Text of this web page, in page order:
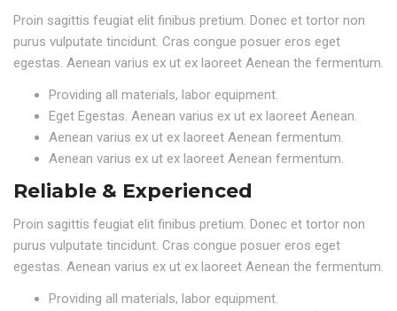
Proin sagittis feugiat elit finibus pretium. Donec et tortor non
purus vulputate tincidunt. Cras congue posuer eros eget
egestas. Aenean varius ex ut ex laoreet Aenean the fermentum.
Providing all materials, labor equipment.
Eget Egestas. Aenean varius ex ut ex laoreet Aenean.
Aenean varius ex ut ex laoreet Aenean fermentum.
Aenean varius ex ut ex laoreet Aenean fermentum.
Reliable & Experienced
Proin sagittis feugiat elit finibus pretium. Donec et tortor non
purus vulputate tincidunt. Cras congue posuer eros eget
egestas. Aenean varius ex ut ex laoreet Aenean the fermentum.
Providing all materials, labor equipment.